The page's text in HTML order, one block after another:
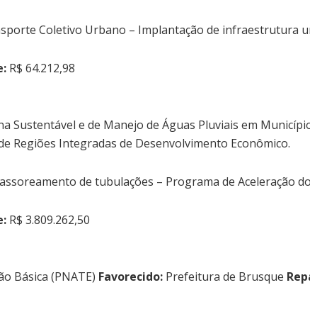
Coletivo Urbano – Implantação de infraestrutura
R$ 64.212,98
Sustentável e de Manejo de Águas Pluviais em
Regiões Integradas de Desenvolvimento Econômico.
de tubulações – Programa de Aceleração
R$ 3.809.262,50
Básica (PNATE) Favorecido: Prefeitura de Brusque